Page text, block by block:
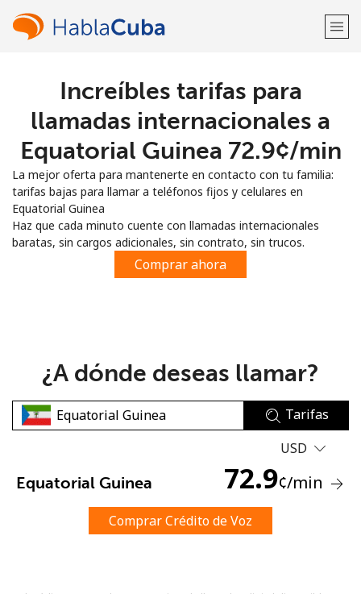
¡Bienvenido!
Regístrate con
o
No se ha creado una contraseña
Mínimo 8 caracteres
Una letra mayúscula y una minúscula
Increíbles tarifas para
llamadas internacionales a
Equatorial Guinea ⁦72.9¢⁩/min
La mejor oferta para mantenerte en contacto con tu familia:
tarifas bajas para llamar a teléfonos fijos y celulares en
Equatorial Guinea
Haz que cada minuto cuente con llamadas internacionales
baratas, sin cargos adicionales, sin contrato, sin trucos.
Comprar ahora
¿A dónde deseas llamar?
Tarifas
USD
Equatorial Guinea 72.9¢/min
Comprar Crédito de Voz